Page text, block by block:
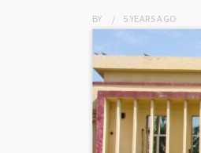
BY 5 YEARSAGO